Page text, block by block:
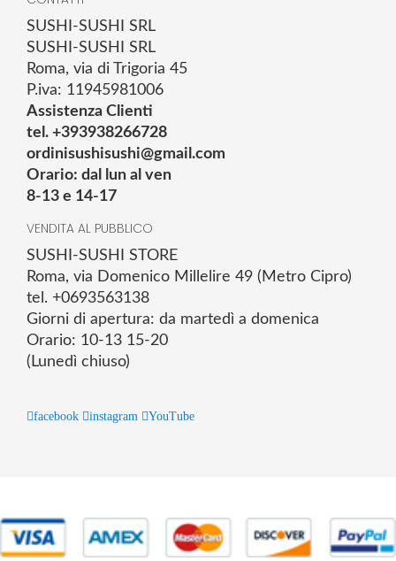
SUSHI-SUSHI SRL
SUSHI-SUSHI SRL
Roma, via di Trigoria 45
P.iva: 11945981006
Assistenza Clienti
tel. +393938266728
ordinisushisushi@gmail.com
Orario: dal lun al ven
8-13 e 14-17
VENDITA AL PUBBLICO
SUSHI-SUSHI STORE
Roma, via Domenico Millelire 49 (Metro Cipro)
tel. +0693563138
Giorni di apertura: da martedì a domenica
Orario: 10-13 15-20
(Lunedì chiuso)
facebook instagram YouTube